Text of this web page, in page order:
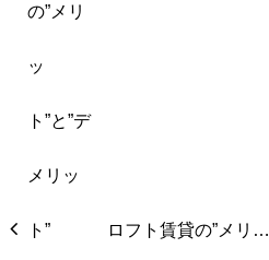
ロフト賃貸の”メリ…